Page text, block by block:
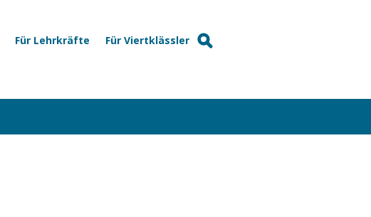
Für Lehrkräfte Für Viertklässler